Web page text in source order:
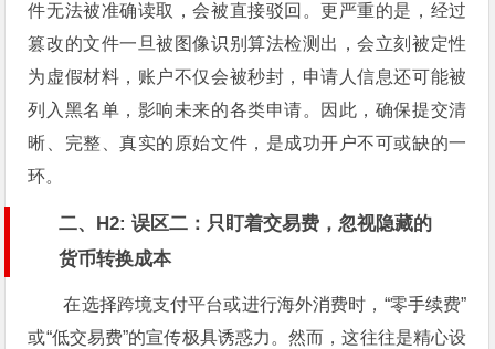
件无法被准确读取，会被直接驳回。更严重的是，经过
篡改的文件一旦被图像识别算法检测出，会立刻被定性
为虚假材料，账户不仅会被秒封，申请人信息还可能被
列入黑名单，影响未来的各类申请。因此，确保提交清
晰、完整、真实的原始文件，是成功开户不可或缺的一
环。
二、H2: 误区二：只盯着交易费，忽视隐藏的
货币转换成本
在选择跨境支付平台或进行海外消费时，“零手续费”
或“低交易费”的宣传极具诱惑力。然而，这往往是精心设